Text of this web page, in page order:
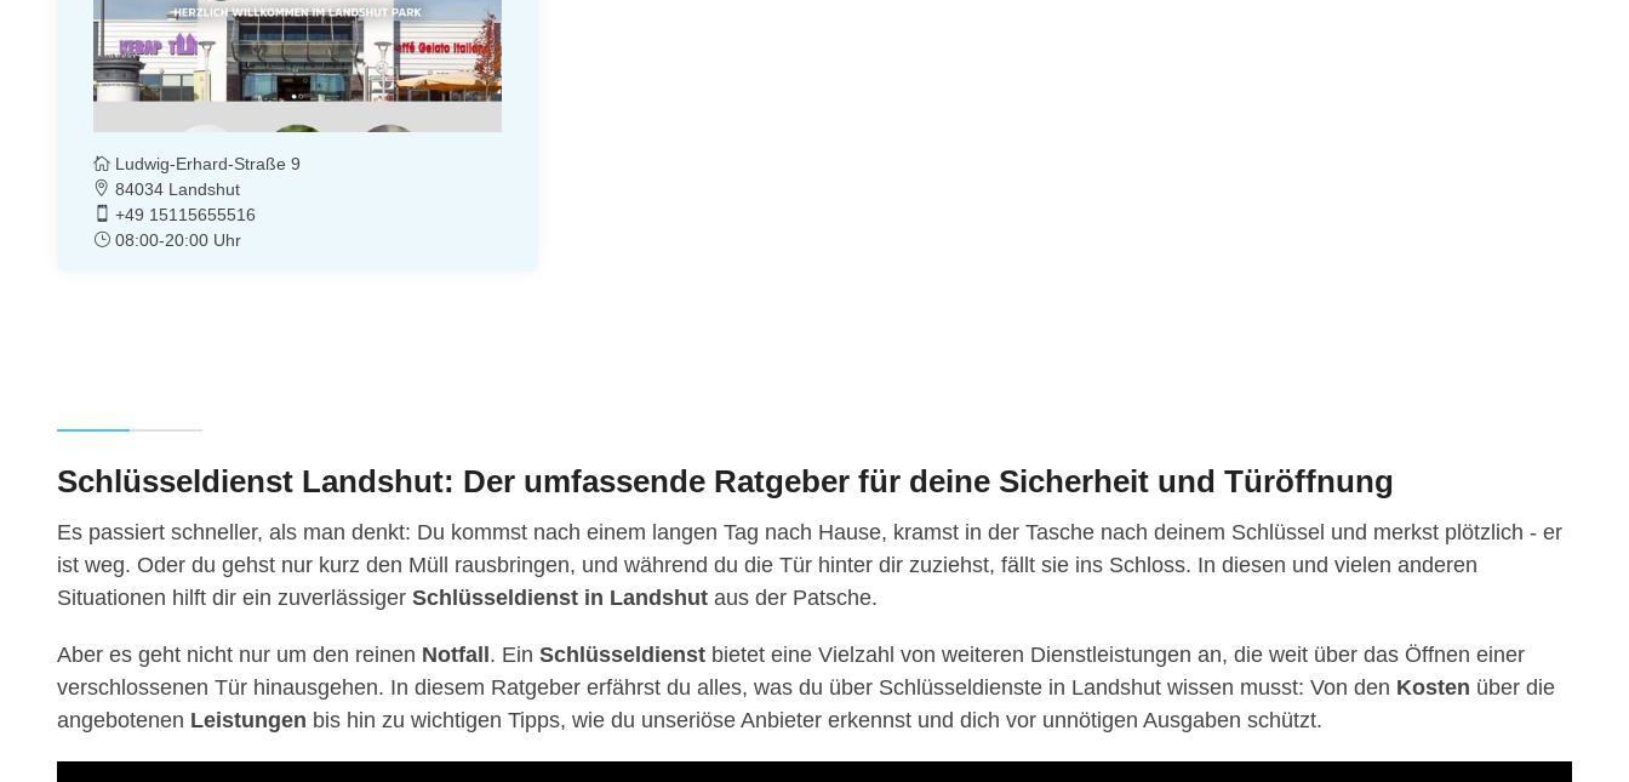
Ludwig-Erhard-Straße 9
84034 Landshut
+49 15115655516
08:00-20:00 Uhr
Schlüsseldienst Landshut: Der umfassende Ratgeber für deine Sicherheit und Türöffnung
Es passiert schneller, als man denkt: Du kommst nach einem langen Tag nach Hause, kramst in der Tasche nach deinem Schlüssel und merkst plötzlich - er
ist weg. Oder du gehst nur kurz den Müll rausbringen, und während du die Tür hinter dir zuziehst, fällt sie ins Schloss. In diesen und vielen anderen
Situationen hilft dir ein zuverlässiger Schlüsseldienst in Landshut aus der Patsche.
Aber es geht nicht nur um den reinen Notfall . Ein Schlüsseldienst bietet eine Vielzahl von weiteren Dienstleistungen an, die weit über das Öffnen einer
verschlossenen Tür hinausgehen. In diesem Ratgeber erfährst du alles, was du über Schlüsseldienste in Landshut wissen musst: Von den Kosten über die
angebotenen Leistungen bis hin zu wichtigen Tipps, wie du unseriöse Anbieter erkennst und dich vor unnötigen Ausgaben schützt.